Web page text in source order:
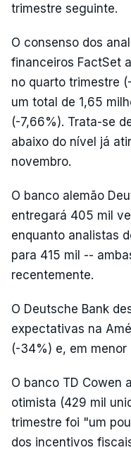
trimestre seguinte.
O consenso dos
financeiros FactSet
no quarto trimestre
um total de 1,65
(-7,66%). Trata-se
abaixo do nível já
novembro.
O banco alemão
entregará 405 mil
enquanto analistas
para 415 mil --
recentemente.
O Deutsche Bank
expectativas na
(-34%) e, em menor
O banco TD Cowen
otimista (429 mil
trimestre foi "um
dos incentivos